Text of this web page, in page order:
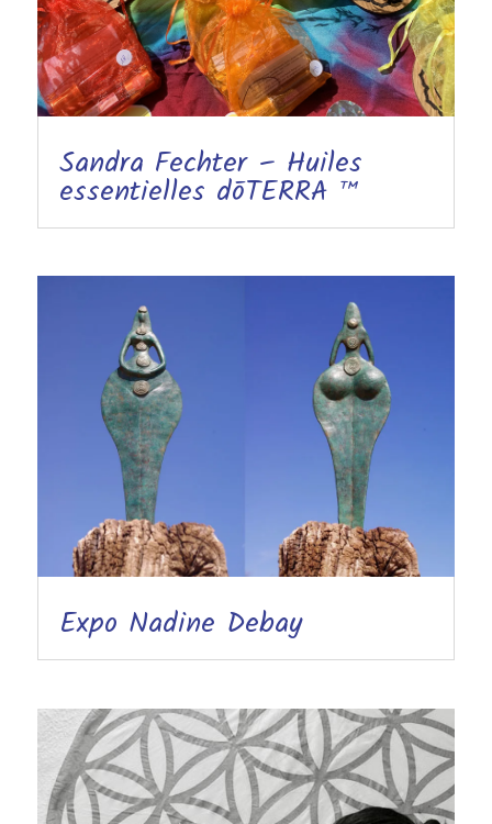
Sandra Fechter – Huiles
essentielles dōTERRA ™
Expo Nadine Debay